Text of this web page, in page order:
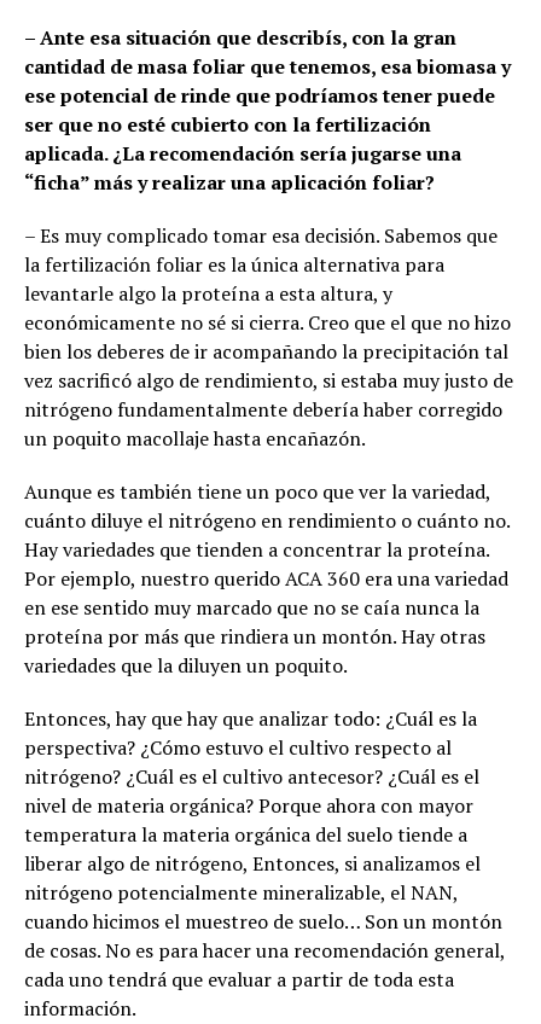
– Ante esa situación que describís, con la gran
cantidad de masa foliar que tenemos, esa biomasa y
ese potencial de rinde que podríamos tener puede
ser que no esté cubierto con la fertilización
aplicada. ¿La recomendación sería jugarse una
“ficha” más y realizar una aplicación foliar?
– Es muy complicado tomar esa decisión. Sabemos que
la fertilización foliar es la única alternativa para
levantarle algo la proteína a esta altura, y
económicamente no sé si cierra. Creo que el que no hizo
bien los deberes de ir acompañando la precipitación tal
vez sacrificó algo de rendimiento, si estaba muy justo de
nitrógeno fundamentalmente debería haber corregido
un poquito macollaje hasta encañazón.
Aunque es también tiene un poco que ver la variedad,
cuánto diluye el nitrógeno en rendimiento o cuánto no.
Hay variedades que tienden a concentrar la proteína.
Por ejemplo, nuestro querido ACA 360 era una variedad
en ese sentido muy marcado que no se caía nunca la
proteína por más que rindiera un montón. Hay otras
variedades que la diluyen un poquito.
Entonces, hay que hay que analizar todo: ¿Cuál es la
perspectiva? ¿Cómo estuvo el cultivo respecto al
nitrógeno? ¿Cuál es el cultivo antecesor? ¿Cuál es el
nivel de materia orgánica? Porque ahora con mayor
temperatura la materia orgánica del suelo tiende a
liberar algo de nitrógeno, Entonces, si analizamos el
nitrógeno potencialmente mineralizable, el NAN,
cuando hicimos el muestreo de suelo… Son un montón
de cosas. No es para hacer una recomendación general,
cada uno tendrá que evaluar a partir de toda esta
información.